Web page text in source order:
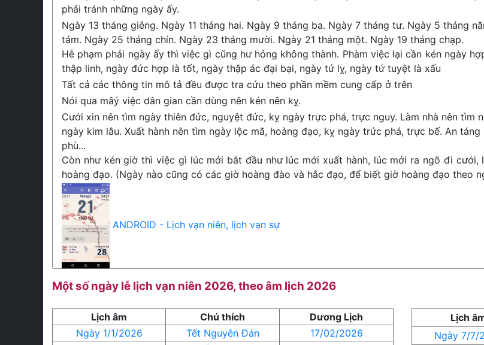
phải tránh những ngày ấy.
Ngày 13 tháng giêng. Ngày 11 tháng hai. Ngày 9 tháng ba. Ngày 7 tháng tư. Ngày 5 tháng
tám. Ngày 25 tháng chín. Ngày 23 tháng mười. Ngày 21 tháng một. Ngày 19 tháng chạp.
Hễ phạm phải ngày ấy thì việc gì cũng hư hỏng không thành. Phàm việc lại cần kén ngày
thập linh, ngày đức hợp là tốt, ngày thập ác đại bại, ngày tứ lỵ, ngày tứ tuyệt là xấu
Tất cả các thông tin mô tả đều được tra cứu theo phần mềm cung cấp ở trên
Nói qua mâý việc dân gian cần dùng nên kén nên kỵ.
Cưới xin nên tìm ngày thiên đức, nguyệt đức, kỵ ngày trực phá, trực nguy. Làm nhà nên tìm
ngày kim lâu. Xuất hành nên tìm ngày lộc mã, hoàng đạo, kỵ ngày trức phá, trực bế. An
phù...
Còn như kén giờ thì việc gì lúc mới bắt đầu như lúc mới xuất hành, lúc mới ra ngõ đi
hoàng đạo. (Ngày nào cũng có các giờ hoàng đào và hắc đạo, để biết giờ hoàng đạo theo
ANDROID - Lịch vạn niên, lịch vạn sự
Một số ngày lễ lịch vạn niên 2026, theo âm lịch 2026
Lịch âm Chú thích
Dương Lịch
Ngày 1/1/2026
Tết Nguyên Đán
17/02/2026
Lịch
Ngày 7/7/